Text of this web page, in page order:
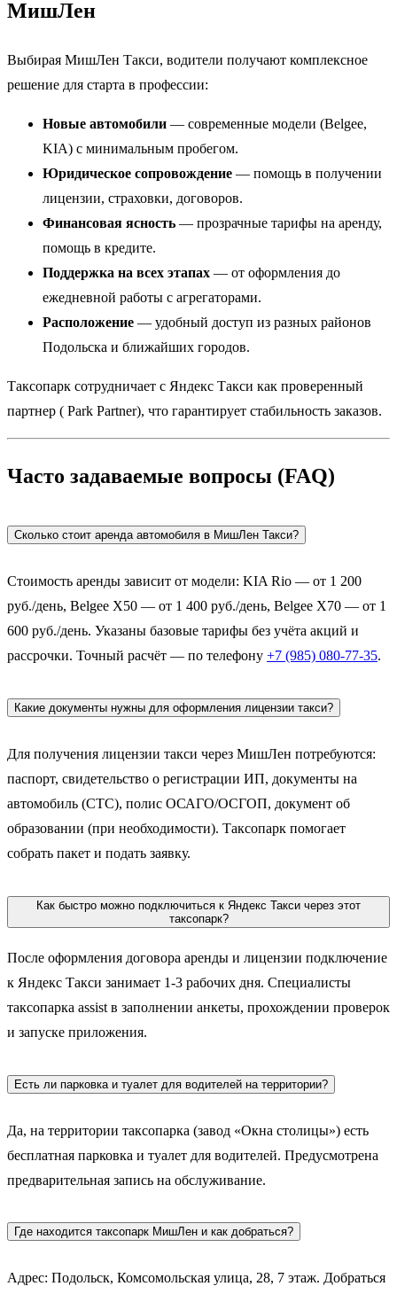
МишЛен
Выбирая МишЛен Такси, водители получают комплексное
решение для старта в профессии:
Новые автомобили — современные модели (Belgee,
KIA) с минимальным пробегом.
Юридическое сопровождение — помощь в получении
лицензии, страховки, договоров.
Финансовая ясность — прозрачные тарифы на аренду,
помощь в кредите.
Поддержка на всех этапах — от оформления до
ежедневной работы с агрегаторами.
Расположение — удобный доступ из разных районов
Подольска и ближайших городов.
Таксопарк сотрудничает с Яндекс Такси как проверенный
партнер ( Park Partner), что гарантирует стабильность заказов.
Часто задаваемые вопросы (FAQ)
Сколько стоит аренда автомобиля в МишЛен Такси?
Стоимость аренды зависит от модели: KIA Rio — от 1 200
руб./день, Belgee X50 — от 1 400 руб./день, Belgee X70 — от 1
600 руб./день. Указаны базовые тарифы без учёта акций и
рассрочки. Точный расчёт — по телефону +7 (985) 080-77-35.
Какие документы нужны для оформления лицензии такси?
Для получения лицензии такси через МишЛен потребуются:
паспорт, свидетельство о регистрации ИП, документы на
автомобиль (CTС), полис ОСАГО/ОСГОП, документ об
образовании (при необходимости). Таксопарк помогает
собрать пакет и подать заявку.
Как быстро можно подключиться к Яндекс Такси через этот
таксопарк?
После оформления договора аренды и лицензии подключение
к Яндекс Такси занимает 1-3 рабочих дня. Специалисты
таксопарка assist в заполнении анкеты, прохождении проверок
и запуске приложения.
Есть ли парковка и туалет для водителей на территории?
Да, на территории таксопарка (завод «Окна столицы») есть
бесплатная парковка и туалет для водителей. Предусмотрена
предварительная запись на обслуживание.
Где находится таксопарк МишЛен и как добраться?
Адрес: Подольск, Комсомольская улица, 28, 7 этаж. Добраться